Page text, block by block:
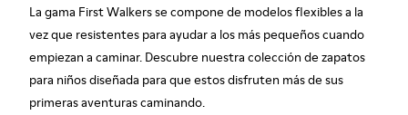
La gama First Walkers se compone de modelos flexibles a la
vez que resistentes para ayudar a los más pequeños cuando
empiezan a caminar. Descubre nuestra colección de zapatos
para niños diseñada para que estos disfruten más de sus
primeras aventuras caminando.